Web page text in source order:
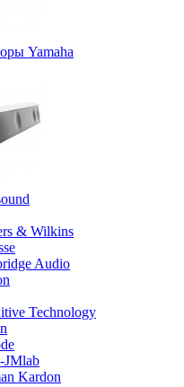
Yamaha
& Wilkins
Audio
Technology
JMlab
Kardon